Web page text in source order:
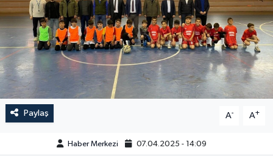
Paylaş A- A+
Haber Merkezi 07.04.2025 - 14:09
GENEL
GÜNDEM
HABERDE İNSAN
KÜLTÜR-SANAT
MAGAZİN